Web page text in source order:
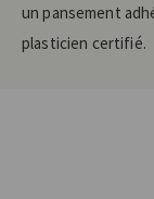
un pansement
plasticien certifié.